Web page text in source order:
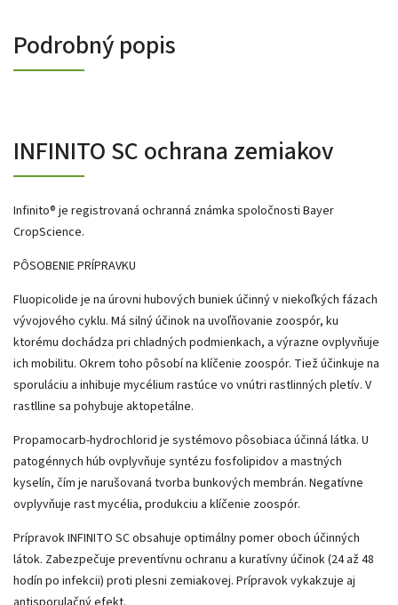
Podrobný popis
INFINITO SC ochrana zemiakov
Infinito® je registrovaná ochranná známka spoločnosti Bayer
CropScience.
PÔSOBENIE PRÍPRAVKU
Fluopicolide je na úrovni hubových buniek účinný v niekoľkých fázach
vývojového cyklu. Má silný účinok na uvoľňovanie zoospór, ku
ktorému dochádza pri chladných podmienkach, a výrazne ovplyvňuje
ich mobilitu. Okrem toho pôsobí na klíčenie zoospór. Tiež účinkuje na
sporuláciu a inhibuje mycélium rastúce vo vnútri rastlinných pletív. V
rastlline sa pohybuje aktopetálne.
Propamocarb-hydrochlorid je systémovo pôsobiaca účinná látka. U
patogénnych húb ovplyvňuje syntézu fosfolipidov a mastných
kyselín, čím je narušovaná tvorba bunkových membrán. Negatívne
ovplyvňuje rast mycélia, produkciu a klíčenie zoospór.
Prípravok INFINITO SC obsahuje optimálny pomer oboch účinných
látok. Zabezpečuje preventívnu ochranu a kuratívny účinok (24 až 48
hodín po infekcii) proti plesni zemiakovej. Prípravok vykakzuje aj